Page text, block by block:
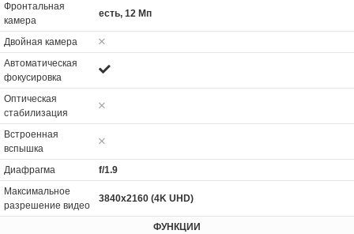
Фронтальная
камера
есть, 12 Мп
Двойная камера
Автоматическая
фокусировка
Оптическая
стабилизация
Встроенная
вспышка
Диафрагма
f/1.9
Максимальное
разрешение видео
3840x2160 (4K UHD)
ФУНКЦИИ